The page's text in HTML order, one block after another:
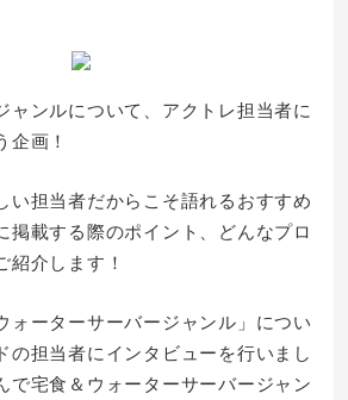
ャンルについて、アクトレ担当者に
企画！
い担当者だからこそ語れるおすすめ
掲載する際のポイント、どんなプロ
紹介します！
ォーターサーバージャンル」につい
の担当者にインタビューを行いまし
で宅食＆ウォーターサーバージャン